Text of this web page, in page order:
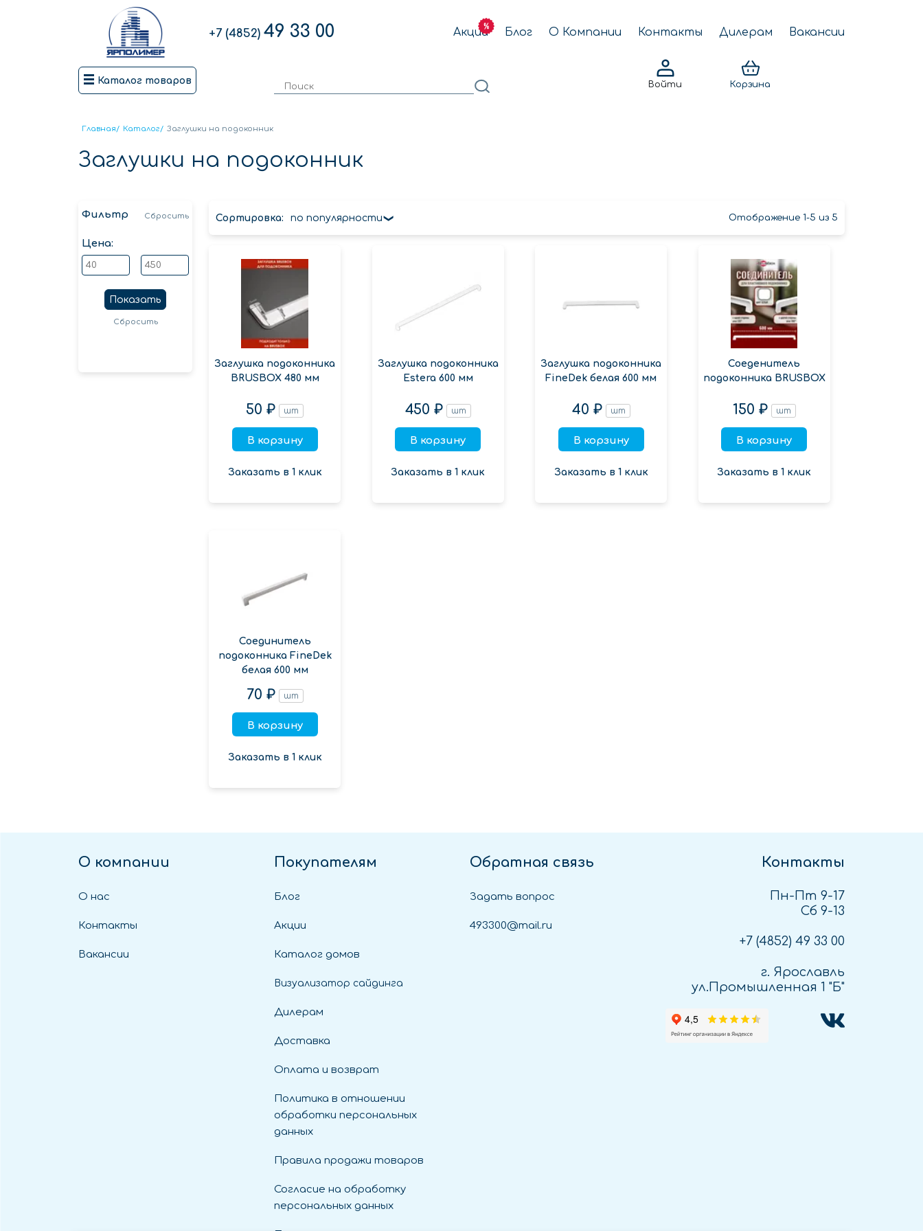
+7 (4852) 49 33 00 Акции Блог О Компании Контакты Дилерам Вакансии
Каталог товаров Войти Корзина
Главная/ Каталог/ Заглушки на подоконник
Заглушки на подоконник
Фильтр Сбросить
Цена:
Показать
Сбросить
Сортировка: по популярности Отображение 1-5 из 5
Заглушка подоконника
BRUSBOX 480 мм
50 ₽ шт
В корзину
Заказать в 1 клик
Заглушка подоконника
Estera 600 мм
450 ₽ шт
В корзину
Заказать в 1 клик
Заглушка подоконника
FineDek белая 600 мм
40 ₽ шт
В корзину
Заказать в 1 клик
Соеденитель
подоконника BRUSBOX
150 ₽ шт
В корзину
Заказать в 1 клик
Соединитель
подоконника FineDek
белая 600 мм
70 ₽ шт
В корзину
Заказать в 1 клик
О компании
О нас
Контакты
Вакансии
Покупателям
Блог
Акции
Каталог домов
Визуализатор сайдинга
Дилерам
Доставка
Оплата и возврат
Политика в отношении
обработки персональных
данных
Правила продажи товаров
Согласие на обработку
персональных данных
Обратная связь
Задать вопрос
493300@mail.ru
Контакты
Пн-Пт 9-17
Сб 9-13
+7 (4852) 49 33 00
г. Ярославль
ул.Промышленная 1 "Б"